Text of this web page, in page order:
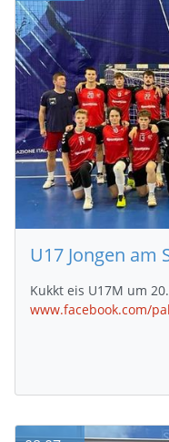
U17 Jongen am
Kukkt eis U17M um
www.facebook.com/